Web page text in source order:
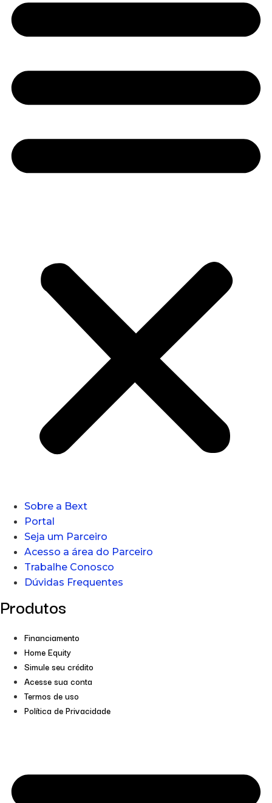
Sobre a Bext
Portal
Seja um Parceiro
Acesso a área do Parceiro
Trabalhe Conosco
Dúvidas Frequentes
Produtos
Financiamento
Home Equity
Simule seu crédito
Acesse sua conta
Termos de uso
Política de Privacidade